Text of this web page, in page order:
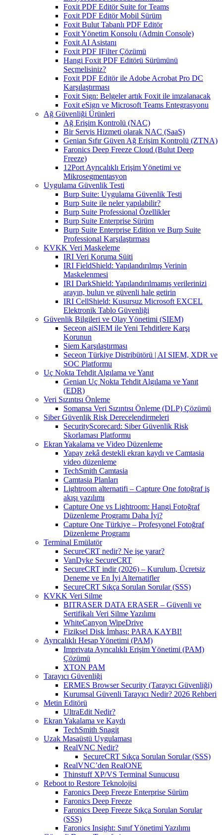
Foxit PDF Editör Suite for Teams
Foxit PDF Editör Mobil Sürüm
Foxit Bulut Tabanlı PDF Editör
Foxit Yönetim Konsolu (Admin Console)
Foxit AI Asistanı
Foxit PDF IFilter Çözümü
Hangi Foxit PDF Editörü Sürümünü
Seçmelisiniz?
Foxit PDF Editör ile Adobe Acrobat Pro DC
Karşılaştırması
Foxit Sign: Belgeler artık Foxit ile imzalanacak
Foxit eSign ve Microsoft Teams Entegrasyonu
Ağ Güvenliği Ürünleri
Ağ Erişim Kontrolü (NAC)
Bir Servis Hizmeti olarak NAC (SaaS)
Genian Sıfır Güven Ağ Erişim Kontrolü (ZTNA)
Faronics Deep Freeze Cloud (Bulut Deep
Freeze)
12Port Ayrıcalıklı Erişim Yönetimi ve
Mikrosegmentasyon
Uygulama Güvenlik Testi
Burp Suite: Uygulama Güvenlik Testi
Burp Suite ile neler yapılabilir?
Burp Suite Professional Özellikler
Burp Suite Enterprise Sürüm
Burp Suite Enterprise Edition ve Burp Suite
Professional Karşılaştırması
KVKK Veri Maskeleme
IRI Veri Koruma Süiti
IRI FieldShield: Yapılandırılmış Verinin
Maskelenmesi
IRI DarkShield: Yapılandırılmamış verilerinizi
arayın, bulun ve güvenli hale getirin
IRI CellShield: Kusursuz Microsoft EXCEL
Elektronik Tablo Güvenliği
Güvenlik Bilgileri ve Olay Yönetimi (SIEM)
Seceon aiSIEM ile Yeni Tehditlere Karşı
Korunun
Siem Karşılaştırması
Seceon Türkiye Distribütörü | AI SIEM, XDR ve
SOC Platformu
Uç Nokta Tehdit Algılama ve Yanıt
Genian Uç Nokta Tehdit Algılama ve Yanıt
(EDR)
Veri Sızıntısı Önleme
Somansa Veri Sızıntısı Önleme (DLP) Çözümü
Siber Güvenlik Risk Derecelendirmeleri
SecurityScorecard: Siber Güvenlik Risk
Skorlaması Platformu
Ekran Yakalama ve Video Düzenleme
Yapay zekâ destekli ekran kaydı ve Camtasia
video düzenleme
TechSmith Camtasia
Camtasia Planları
Lightroom alternatifi – Capture One fotoğraf iş
akışı yazılımı
Capture One vs Lightroom: Hangi Fotoğraf
Düzenleme Programı Daha İyi?
Capture One Türkiye – Profesyonel Fotoğraf
Düzenleme Programı
Terminal Emülatör
SecureCRT nedir? Ne işe yarar?
VanDyke SecureCRT
SecureCRT indir (2026) – Kurulum, Ücretsiz
Deneme ve En İyi Alternatifler
SecureCRT Sıkça Sorulan Sorular (SSS)
KVKK Veri Silme
BITRASER DATA ERASER – Güvenli ve
Sertifikalı Veri Silme Yazılımı
WhiteCanyon WipeDrive
Fiziksel Disk İmhası: PARA KAYBI!
Ayrıcalıklı Hesap Yönetimi (PAM)
Imprivata Ayrıcalıklı Erişim Yönetimi (PAM)
Çözümü
XTON PAM
Tarayıcı Güvenliği
ERMES Browser Security (Tarayıcı Güvenliği)
Kurumsal Güvenli Tarayıcı Nedir? 2026 Rehberi
Metin Editörü
UltraEdit Nedir?
Ekran Yakalama ve Kaydı
TechSmith Snagit
Uzak Masaüstü Uygulaması
RealVNC Nedir?
SecureCRT Sıkça Sorulan Sorular (SSS)
RealVNC’den RealONE
Thinstuff XP/VS Terminal Sunucusu
Reboot to Restore Teknolojisi
Faronics Deep Freeze Enterprise Sürüm
Faronics Deep Freeze
Faronics Deep Freeze Sıkça Sorulan Sorular
(SSS)
Faronics Insight: Sınıf Yönetimi Yazılımı